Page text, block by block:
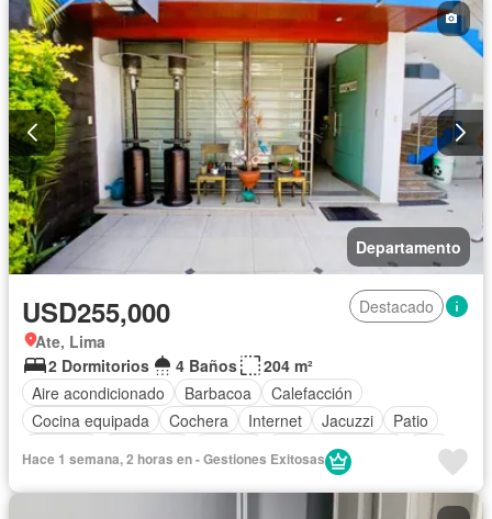
Departamento
USD255,000
Destacado
Ate, Lima
2 Dormitorios
4 Baños
204 m²
Aire acondicionado
Barbacoa
Calefacción
Cocina equipada
Cochera Internet Jacuzzi
Patio
Vista panorámica
Wifi
Hace 1 semana, 2 horas en - Gestiones Exitosas